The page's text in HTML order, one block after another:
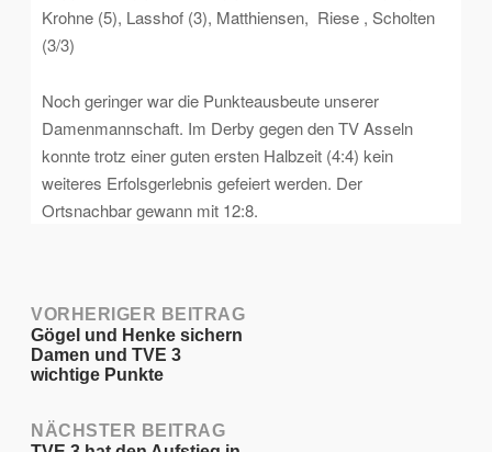
Krohne (5), Lasshof (3), Matthiensen, Riese , Scholten
(3/3)
Noch geringer war die Punkteausbeute unserer
Damenmannschaft. Im Derby gegen den TV Asseln
konnte trotz einer guten ersten Halbzeit (4:4) kein
weiteres Erfolsgerlebnis gefeiert werden. Der
Ortsnachbar gewann mit 12:8.
Post
navigation
VORHERIGER BEITRAG
Gögel und Henke sichern
Damen und TVE 3
wichtige Punkte
NÄCHSTER BEITRAG